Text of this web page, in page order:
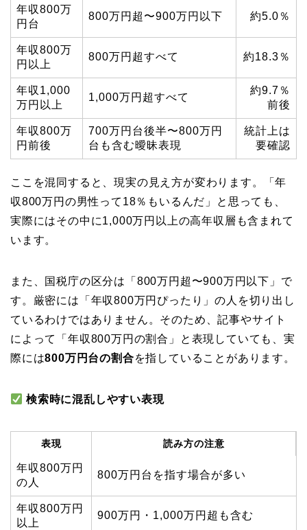
年収800万
円台
800万円超〜900万円以下 約5.0％
年収800万
円以上
800万円超すべて 約18.3％
年収1,000
万円以上
1,000万円超すべて
約9.7％
前後
年収800万
円前後
700万円台後半〜800万円
台も含む曖昧表現
統計上は
要確認
ここを混同すると、現実の見え方が変わります。「年
収800万円の男性って18％もいるんだ」と思っても、
実際にはその中に1,000万円以上の高年収層も含まれて
います。
また、国税庁の区分は「800万円超〜900万円以下」で
す。厳密には「年収800万円ぴったり」の人を切り出し
ているわけではありません。そのため、記事やサイト
によって「年収800万円の割合」と表現していても、実
際には800万円台の割合を指していることがあります。
検索時に混乱しやすい表現
表現 読み方の注意
年収800万円
の人
800万円台を指す場合が多い
年収800万円
以上
900万円・1,000万円超も含む